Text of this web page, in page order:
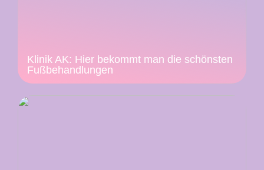
Klinik AK: Hier bekommt man die schönsten
Fußbehandlungen